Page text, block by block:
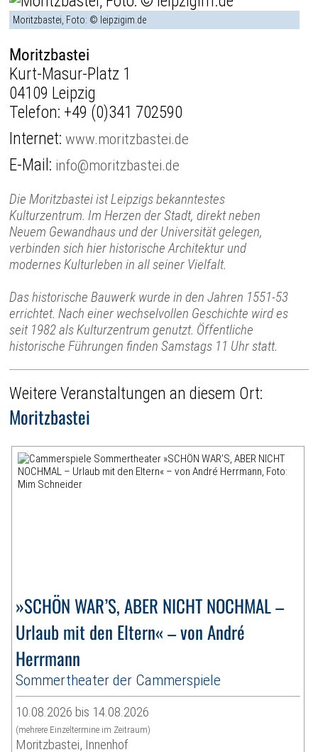
Moritzbastei, Foto: © leipzigim.de
Moritzbastei
Kurt-Masur-Platz 1
04109 Leipzig
Telefon: +49 (0)341 702590
Internet:www.moritzbastei.de
E-Mail: info@moritzbastei.de
Die Moritzbastei ist Leipzigs bekanntestes
Kulturzentrum. Im Herzen der Stadt, direkt neben
Neuem Gewandhaus und der Universität gelegen,
verbinden sich hier historische Architektur und
modernes Kulturleben in all seiner Vielfalt.
Das historische Bauwerk wurde in den Jahren 1551-53
errichtet. Nach einer wechselvollen Geschichte wird es
seit 1982 als Kulturzentrum genutzt. Öffentliche
historische Führungen finden Samstags 11 Uhr statt.
Weitere Veranstaltungen an diesem Ort:
Moritzbastei
»SCHÖN WAR’S, ABER NICHT NOCHMAL –
Urlaub mit den Eltern« – von André
Herrmann
Sommertheater der Cammerspiele
10.08.2026 bis 14.08.2026
(mehrere Einzeltermine im Zeitraum)
Moritzbastei, Innenhof